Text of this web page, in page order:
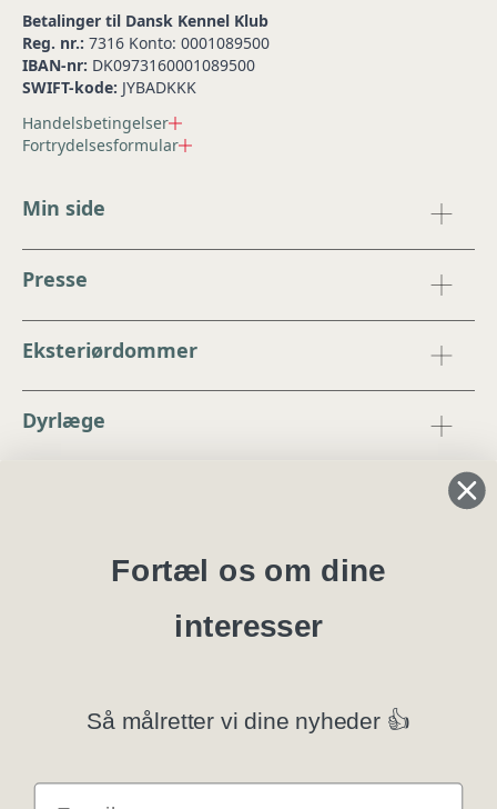
Betalinger til Dansk Kennel Klub
Reg. nr.: 7316 Konto: 0001089500
IBAN-nr: DK0973160001089500
SWIFT-kode: JYBADKKK
Handelsbetingelser
Fortrydelsesformular
Min side
Presse
Eksteriørdommer
Dyrlæge
Blanketter
Privatlivspolitik
Fortæl os om dine
interesser
Så målretter vi dine nyheder 👍
E-mail